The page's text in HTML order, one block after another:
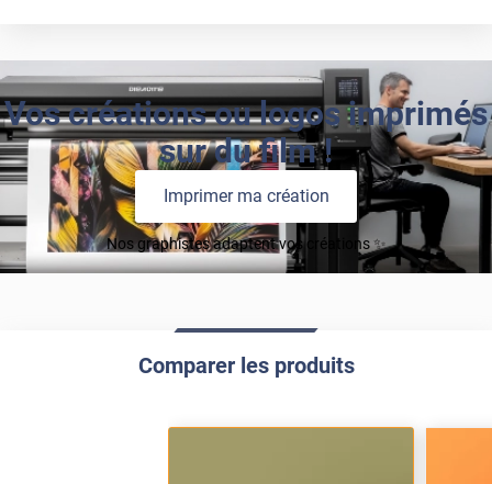
Vos créations ou logos imprimés
sur du film !
Imprimer ma création
Nos graphistes adaptent vos créations ✨
Comparer les produits